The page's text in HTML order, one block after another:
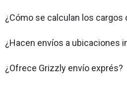
¿Cómo se calculan los cargos
¿Hacen envíos a ubicaciones
¿Ofrece Grizzly envío exprés?